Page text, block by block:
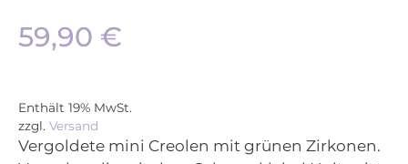
59,90 €
Enthält 19% MwSt.
zzgl. Versand
Vergoldete mini Creolen mit grünen Zirkonen.